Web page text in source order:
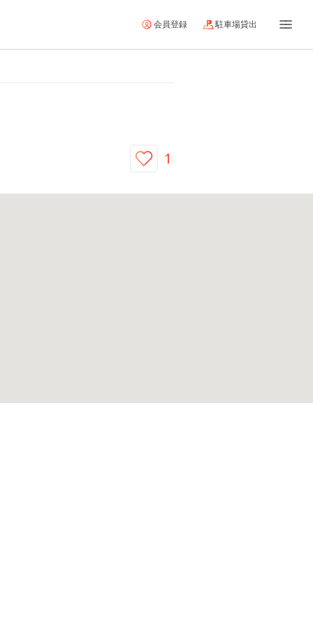
会員登録 駐車場貸出
1